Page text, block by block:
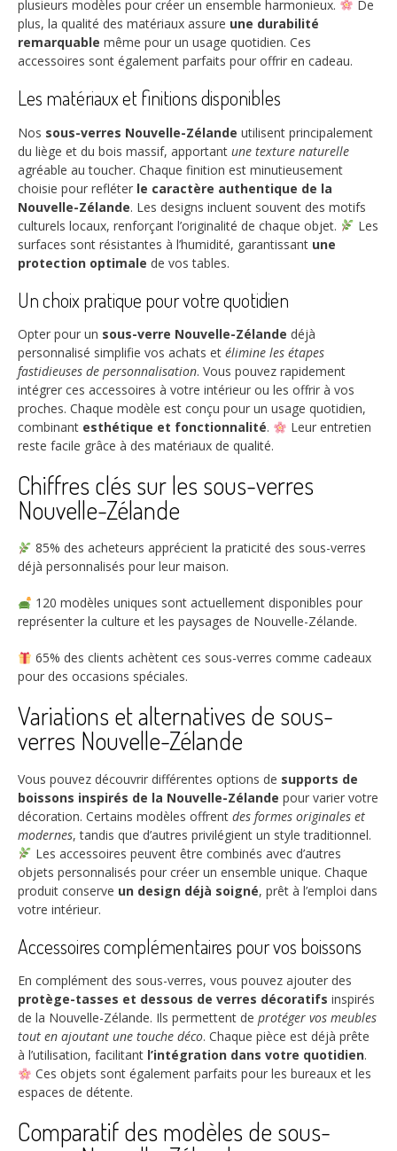
plusieurs modèles pour créer un ensemble harmonieux.
De
plus, la qualité des matériaux assure une durabilité
remarquable même pour un usage quotidien. Ces
accessoires sont également parfaits pour offrir en cadeau.
Les matériaux et finitions disponibles
Nos sous-verres Nouvelle-Zélande utilisent principalement
du liège et du bois massif, apportant une texture naturelle
agréable au toucher. Chaque finition est minutieusement
choisie pour refléter le caractère authentique de la
Nouvelle-Zélande. Les designs incluent souvent des motifs
culturels locaux, renforçant l’originalité de chaque objet.
Les
surfaces sont résistantes à l’humidité, garantissant une
protection optimale de vos tables.
Un choix pratique pour votre quotidien
Opter pour un sous-verre Nouvelle-Zélande déjà
personnalisé simplifie vos achats et élimine les étapes
fastidieuses de personnalisation. Vous pouvez rapidement
intégrer ces accessoires à votre intérieur ou les offrir à vos
proches. Chaque modèle est conçu pour un usage quotidien,
combinant esthétique et fonctionnalité.
Leur entretien
reste facile grâce à des matériaux de qualité.
Chiffres clés sur les sous-verres
Nouvelle-Zélande
85% des acheteurs apprécient la praticité des sous-verres
déjà personnalisés pour leur maison.
120 modèles uniques sont actuellement disponibles pour
représenter la culture et les paysages de Nouvelle-Zélande.
65% des clients achètent ces sous-verres comme cadeaux
pour des occasions spéciales.
Variations et alternatives de sous-
verres Nouvelle-Zélande
Vous pouvez découvrir différentes options de supports de
boissons inspirés de la Nouvelle-Zélande pour varier votre
décoration. Certains modèles offrent des formes originales et
modernes, tandis que d’autres privilégient un style traditionnel.
Les accessoires peuvent être combinés avec d’autres
objets personnalisés pour créer un ensemble unique. Chaque
produit conserve un design déjà soigné, prêt à l’emploi dans
votre intérieur.
Accessoires complémentaires pour vos boissons
En complément des sous-verres, vous pouvez ajouter des
protège-tasses et dessous de verres décoratifs inspirés
de la Nouvelle-Zélande. Ils permettent de protéger vos meubles
tout en ajoutant une touche déco. Chaque pièce est déjà prête
à l’utilisation, facilitant l’intégration dans votre quotidien.
Ces objets sont également parfaits pour les bureaux et les
espaces de détente.
Comparatif des modèles de sous-